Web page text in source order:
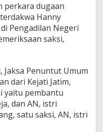
perkara dugaan
Hanny
Pengadilan Negeri
saksi,
Penuntut Umum
dari Kejati Jatim,
yaitu pembantu
dan AN, istri
satu saksi, AN, istri